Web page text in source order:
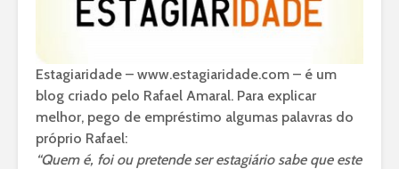
Estagiaridade – www.estagiaridade.com – é um
blog criado pelo Rafael Amaral. Para explicar
melhor, pego de empréstimo algumas palavras do
próprio Rafael:
“Quem é, foi ou pretende ser estagiário sabe que este